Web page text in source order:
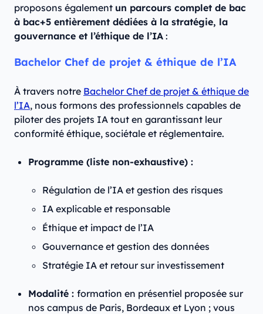
proposons également un parcours complet de bac
à bac+5 entièrement dédiées à la stratégie, la
gouvernance et l’éthique de l’IA :
Bachelor Chef de projet & éthique de l’IA
À travers notre Bachelor Chef de projet & éthique de
l’IA, nous formons des professionnels capables de
piloter des projets IA tout en garantissant leur
conformité éthique, sociétale et réglementaire.
Programme (liste non-exhaustive) :
Régulation de l’IA et gestion des risques
IA explicable et responsable
Éthique et impact de l’IA
Gouvernance et gestion des données
Stratégie IA et retour sur investissement
Modalité : formation en présentiel proposée sur
nos campus de Paris, Bordeaux et Lyon ; vous